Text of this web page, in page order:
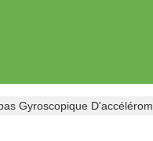
Gyroscopique